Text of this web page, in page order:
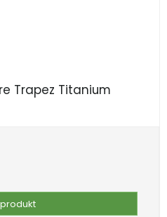
Trapez Titanium